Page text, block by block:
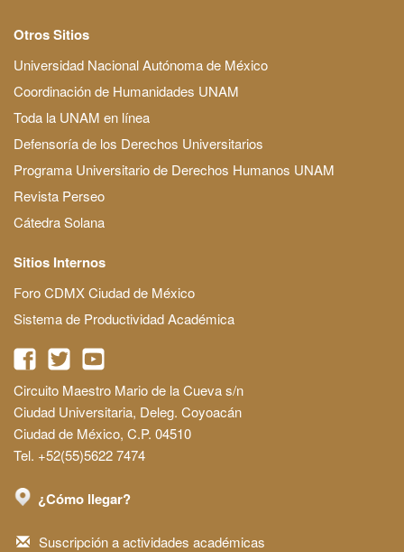
Otros Sitios
Universidad Nacional Autónoma de México
Coordinación de Humanidades UNAM
Toda la UNAM en línea
Defensoría de los Derechos Universitarios
Programa Universitario de Derechos Humanos UNAM
Revista Perseo
Cátedra Solana
Sitios Internos
Foro CDMX Ciudad de México
Sistema de Productividad Académica
Circuito Maestro Mario de la Cueva s/n
Ciudad Universitaria, Deleg. Coyoacán
Ciudad de México, C.P. 04510
Tel. +52(55)5622 7474
¿Cómo llegar?
Suscripción a actividades académicas